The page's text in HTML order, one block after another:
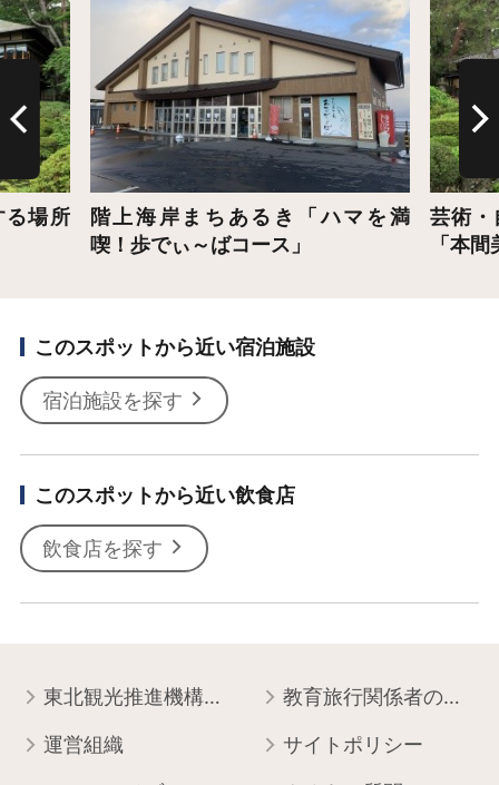
る場所
階上海岸まちあるき「ハマを満
喫！歩でぃ～ばコース」
芸術・
「本
このスポットから近い宿泊施設
宿泊施設を探す
このスポットから近い飲食店
飲食店を探す
東北観光推進機構について 教育旅行関係者の皆様へ
運営組織 サイトポリシー